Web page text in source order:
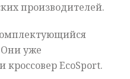
производителей.
Они уже
кроссовер EcoSport.